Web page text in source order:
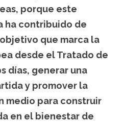
porque este
ha contribuido de
que marca la
desde el Tratado de
días, generar una
y promover la
medio para construir
en el bienestar de